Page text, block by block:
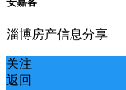
淄博房产信息分享
关注
返回